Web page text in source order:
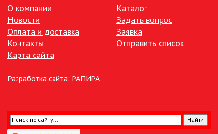
ПОРТАТИВНЫЕ СОЛНЕЧНЫЕ
ЭЛЕКТРОСТАНЦИИ
РАЗЪЕМЫ И УДЛИНИТЕЛИ,
ТРОЙНИКИ И КОЛОДКИ, ВИЛКИ
О компании
Новости
Оплата и доставка
Контакты
Карта сайта
Каталог
Задать вопрос
Заявка
Отправить список
Разработка сайта: РАПИРА